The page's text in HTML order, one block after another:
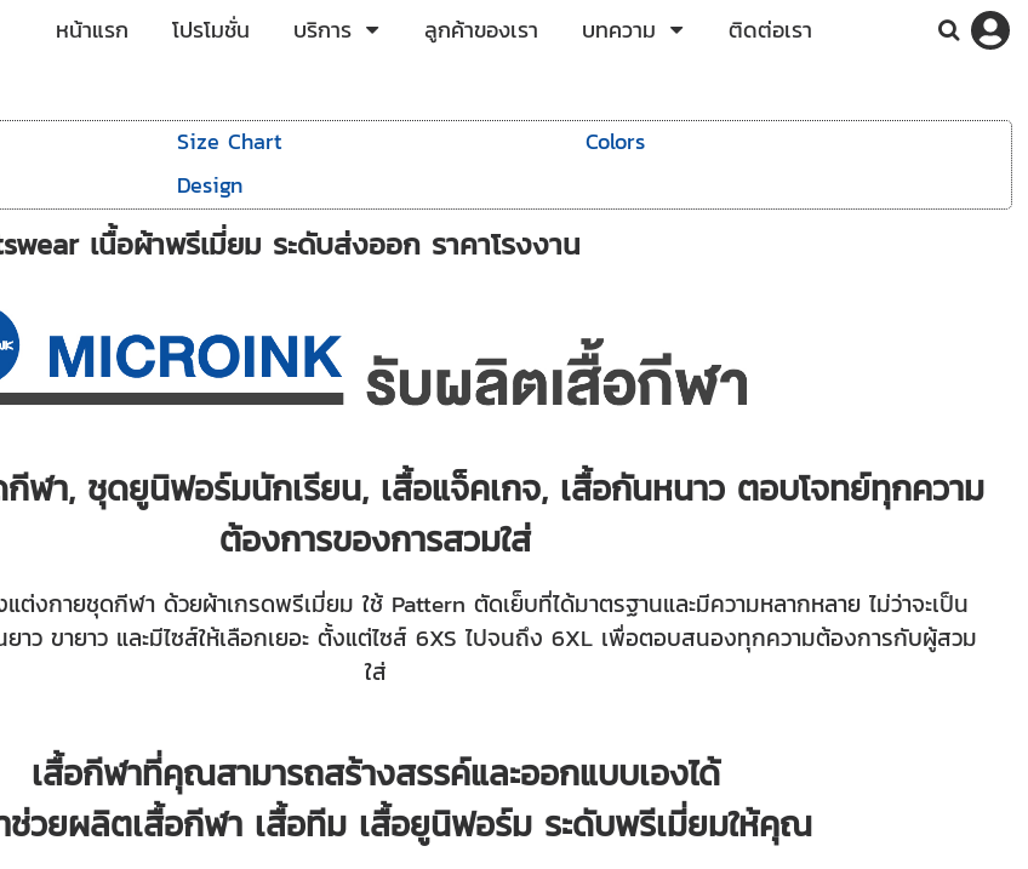
หน้าแรก โปรโมชั่น บริการ ลูกค้าของเรา บทความ ติดต่อเรา
Size Chart
Colors
Design
เนื้อผ้าพรีเมี่ยม ระดับส่งออก ราคาโรงงาน
ฬา, ชุดยูนิฟอร์มนักเรียน, เสื้อแจ็คเกจ, เสื้อกันหนาว ตอบโจทย์ทุกความ
ต้องการของการสวมใส่
ต่งกายชุดกีฬา ด้วยผ้าเกรดพรีเมี่ยม ใช้ Pattern ตัดเย็บที่ได้มาตรฐานและมีความหลากหลาย ไม่ว่าจะเป็น
ว ขายาว และมีไซส์ให้เลือกเยอะ ตั้งแต่ไซส์ 6XS ไปจนถึง 6XL เพื่อตอบสนองทุกความต้องการกับผู้สวม
ใส่
เสื้อกีฬาที่คุณสามารถสร้างสรรค์และออกแบบเองได้
าช่วยผลิตเสื้อกีฬา เสื้อทีม เสื้อยูนิฟอร์ม ระดับพรีเมี่ยมให้คุณ